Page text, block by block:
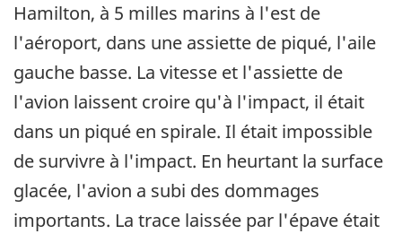
Hamilton, à 5 milles marins à l'est de
l'aéroport, dans une assiette de piqué, l'aile
gauche basse. La vitesse et l'assiette de
l'avion laissent croire qu'à l'impact, il était
dans un piqué en spirale. Il était impossible
de survivre à l'impact. En heurtant la surface
glacée, l'avion a subi des dommages
importants. La trace laissée par l'épave était